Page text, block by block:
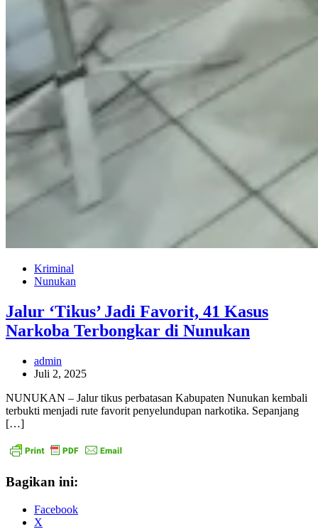
Kriminal
Nunukan
Jalur ‘Tikus’ Jadi Favorit, 41 Kasus
Narkoba Terbongkar di Nunukan
admin
Juli 2, 2025
NUNUKAN – Jalur tikus perbatasan Kabupaten Nunukan kembali
terbukti menjadi rute favorit penyelundupan narkotika. Sepanjang
[…]
Bagikan ini:
Facebook
X